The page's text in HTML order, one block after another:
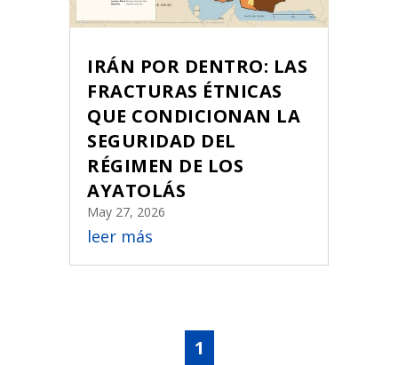
IRÁN POR DENTRO: LAS
FRACTURAS ÉTNICAS
QUE CONDICIONAN LA
SEGURIDAD DEL
RÉGIMEN DE LOS
AYATOLÁS
May 27, 2026
leer más
1